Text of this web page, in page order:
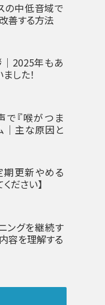
の中低音域で
善する方法
2025年もあ
した！
『喉がつま
｜主な原因と
期更新やめる
ださい】
ングを継続す
容を理解する